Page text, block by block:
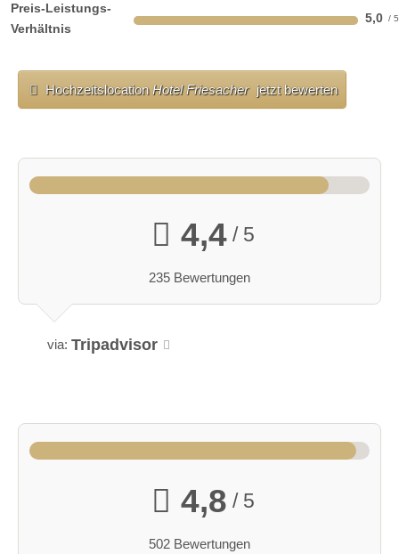
Preis-Leistungs-
Verhältnis
5,0
HochzeitslocationHotel Friesacher jetzt bewerten
4,4/ 5
235 Bewertungen
via: Tripadvisor
4,8 / 5
502 Bewertungen